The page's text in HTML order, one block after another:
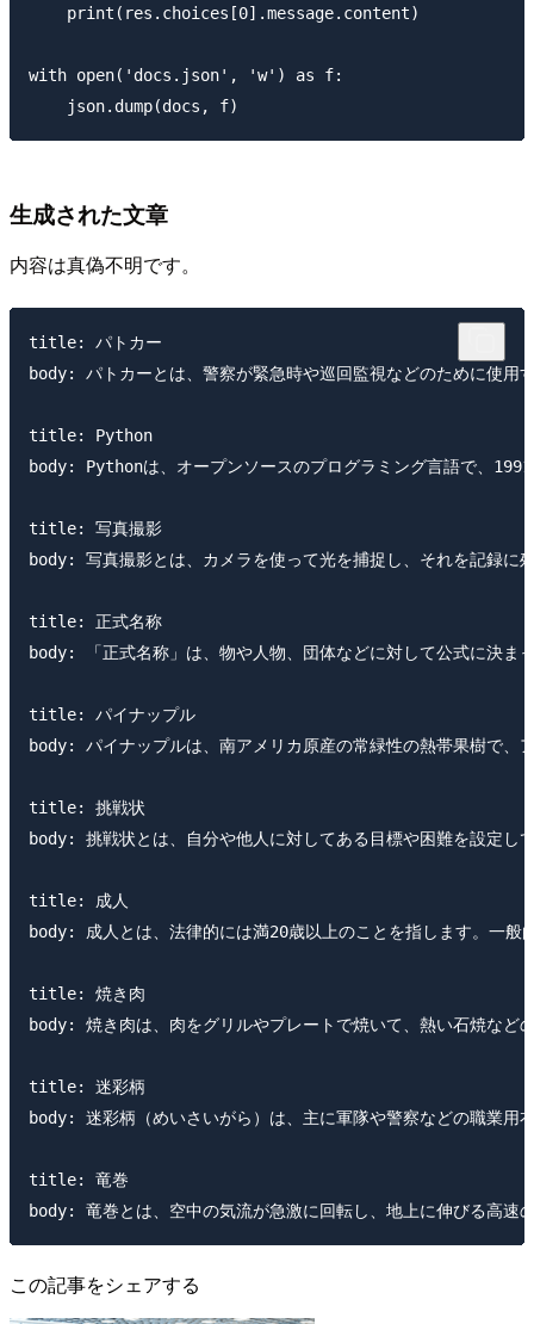
    print(res.choices[0].message.content)
with open('docs.json', 'w') as f:
生成された文章
内容は真偽不明です。
title: パトカー
body: パトカーとは、警察が緊急時や巡回監視などのために使用
title: Python
body: Pythonは、オープンソースのプログラミング言語で、
title: 写真撮影
body: 写真撮影とは、カメラを使って光を捕捉し、それを記録に
title: 正式名称
body: 「正式名称」は、物や人物、団体などに対して公式に決ま
title: パイナップル
body: パイナップルは、南アメリカ原産の常緑性の熱帯果樹で、
title: 挑戦状
body: 挑戦状とは、自分や他人に対してある目標や困難を設定し
title: 成人
body: 成人とは、法律的には満20歳以上のことを指します。一般
title: 焼き肉
body: 焼き肉は、肉をグリルやプレートで焼いて、熱い石焼など
title: 迷彩柄
body: 迷彩柄（めいさいがら）は、主に軍隊や警察などの職業用
title: 竜巻
この記事をシェアする